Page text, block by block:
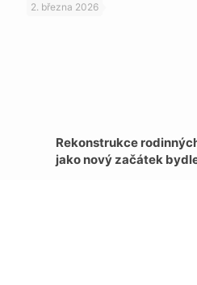
2. března 2026
Rekonstrukce
jako nový začátek